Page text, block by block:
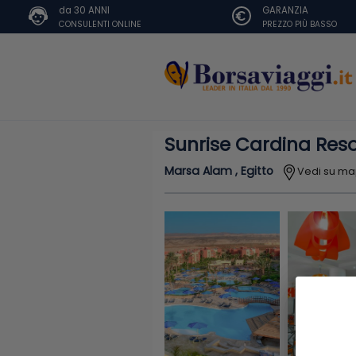
da 30 ANNI
CONSULENTI ONLINE
GARANZIA
PREZZO PIÙ BASSO
Sunrise Cardina
Marsa Alam , Egitto Vedi su